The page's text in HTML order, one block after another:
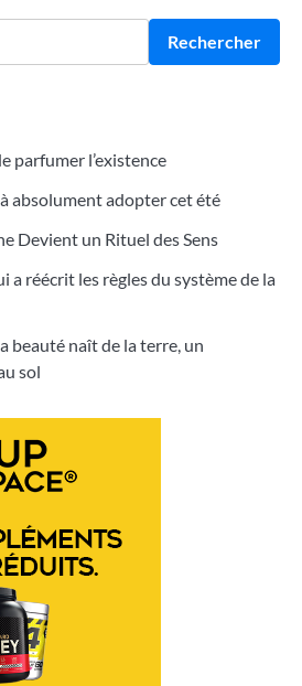
Rechercher
parfumer l’existence
absolument adopter cet été
Devient un Rituel des Sens
a réécrit les règles du système de la
beauté naît de la terre, un
sol